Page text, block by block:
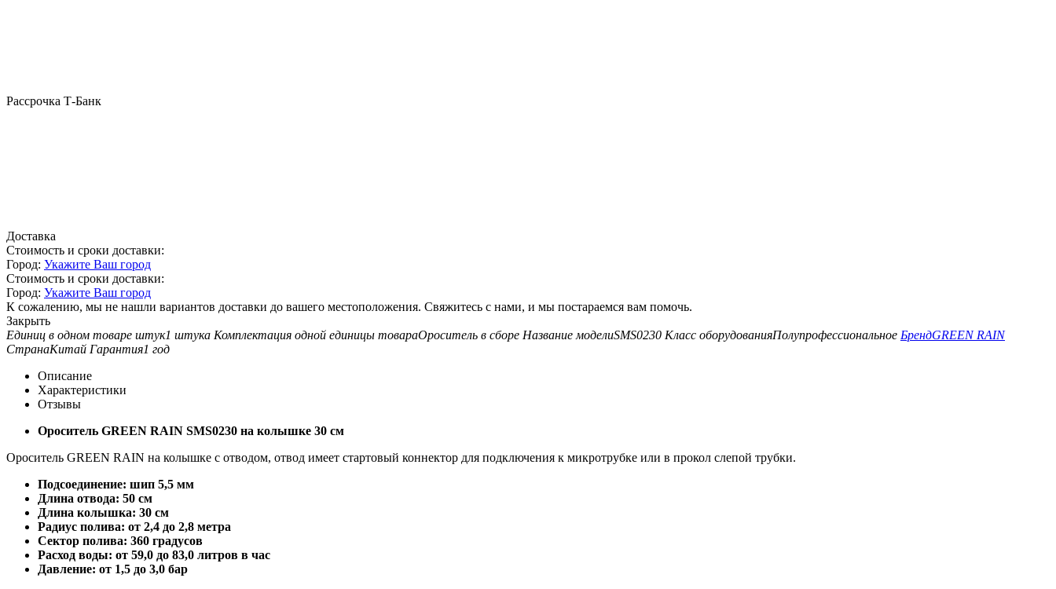
Рассрочка Т-Банк
Доставка
Стоимость и сроки доставки:
Город: Укажите Ваш город
Стоимость и сроки доставки:
Город: Укажите Ваш город
К сожалению, мы не нашли вариантов доставки до вашего местоположения. Свяжитесь с нами, и мы постараемся вам помочь.
Закрыть
Единиц в одном товаре штук1 штука Комплектация одной единицы товараОроситель в сборе Название моделиSMS0230 Класс оборудованияПолупрофессиональное БрендGREEN RAIN
СтранаКитай Гарантия1 год
Описание
Характеристики
Отзывы
Ороситель GREEN RAIN SMS0230 на колышке 30 см
Ороситель GREEN RAIN на колышке с отводом, отвод имеет стартовый коннектор для подключения к микротрубке или в прокол слепой трубки.
Подсоединение: шип 5,5 мм
Длина отвода: 50 см
Длина колышка: 30 см
Радиус полива: от 2,4 до 2,8 метра
Сектор полива: 360 градусов
Расход воды: от 59,0 до 83,0 литров в час
Давление: от 1,5 до 3,0 бар